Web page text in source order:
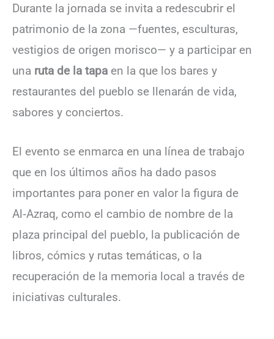
Durante la jornada se invita a redescubrir el
patrimonio de la zona —fuentes, esculturas,
vestigios de origen morisco— y a participar en
una ruta de la tapa en la que los bares y
restaurantes del pueblo se llenarán de vida,
sabores y conciertos.
El evento se enmarca en una línea de trabajo
que en los últimos años ha dado pasos
importantes para poner en valor la figura de
Al‑Azraq, como el cambio de nombre de la
plaza principal del pueblo, la publicación de
libros, cómics y rutas temáticas, o la
recuperación de la memoria local a través de
iniciativas culturales.